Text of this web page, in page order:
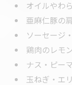
オイルやわ
亜麻仁豚の
ソーセージ
鶏肉のレモ
ナス・ピー
玉ねぎ・エ